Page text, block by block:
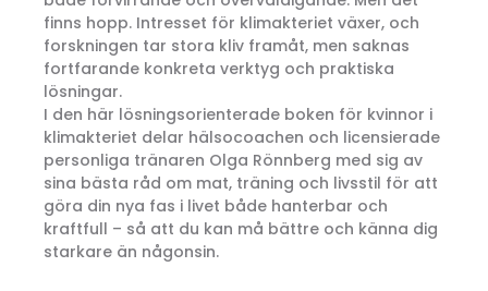
finns hopp. Intresset för klimakteriet växer, och
forskningen tar stora kliv framåt, men saknas
fortfarande konkreta verktyg och praktiska
lösningar.
I den här lösningsorienterade boken för kvinnor i
klimakteriet delar hälsocoachen och licensierade
personliga tränaren Olga Rönnberg med sig av
sina bästa råd om mat, träning och livsstil för att
göra din nya fas i livet både hanterbar och
kraftfull – så att du kan må bättre och känna dig
starkare än någonsin.